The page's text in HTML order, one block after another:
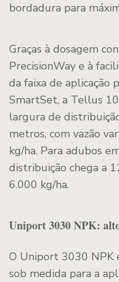
bordadura para
Graças à dosagem
PrecisionWay e à
da faixa de aplicação
SmartSet, a Tellus
largura de
metros, com vazão
kg/ha. Para adubos
distribuição chega a
6.000 kg/ha.
Uniport 3030 NPK:
O Uniport 3030 NPK
sob medida para a